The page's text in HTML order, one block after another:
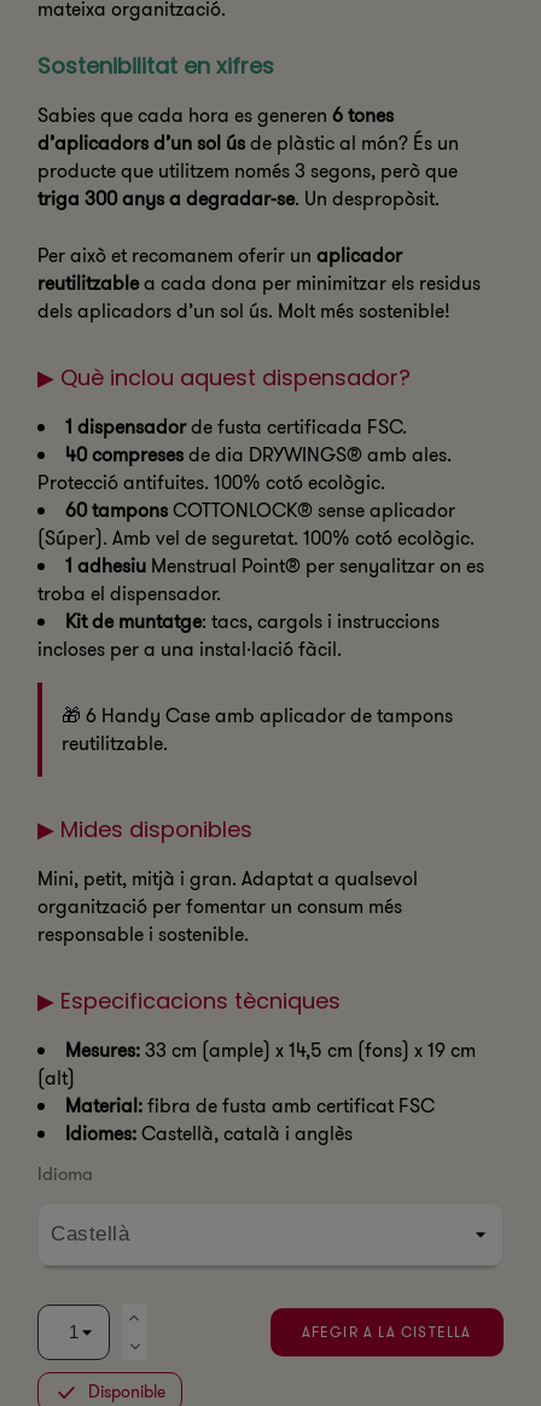
mateixa organització.
Sostenibilitat en xifres
Sabies que cada hora es generen6 tones
d’aplicadors d’un sol úsde plàstic al món? És un
producte que utilitzem només 3 segons, però que
triga 300 anys a degradar-se. Un despropòsit.
Per això et recomanem oferir unaplicador
reutilitzablea cada dona per minimitzar els residus
dels aplicadors d’un sol ús. Molt més sostenible!
▶ Què inclou aquest dispensador?
1 dispensadorde fusta certificada FSC.
40 compresesde dia DRYWINGS® amb ales.
Protecció antifuites. 100% cotó ecològic.
60 tamponsCOTTONLOCK® sense aplicador
(Súper). Amb vel de seguretat. 100% cotó ecològic.
1 adhesiu Menstrual Point® per senyalitzar on es
troba el dispensador.
Kit de muntatge: tacs, cargols i instruccions
incloses per a una instal·lació fàcil.
🎁 6 Handy Case amb aplicador de tampons
reutilitzable.
▶ Mides disponibles
Mini, petit, mitjà i gran. Adaptat a qualsevol
organització per fomentar un consum més
responsable i sostenible.
▶ Especificacions tècniques
Mesures:33 cm (ample) x 14,5 cm (fons) x 19 cm
(alt)
Material:fibra de fusta amb certificat FSC
Idiomes:Castellà, català i anglès
Idioma
AFEGIR A LA CISTELLA
Disponible